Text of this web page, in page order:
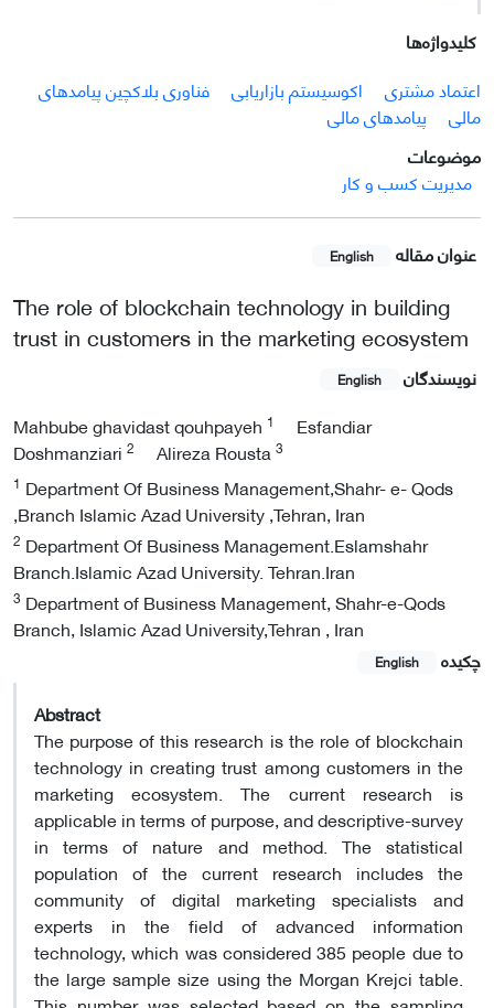
کلیدواژه‌ها
اعتماد مشتری
اکوسیستم بازاریابی
فناوری بلاکچین پیامدهای
مالی
پیامدهای مالی
موضوعات
مدیریت کسب و کار
عنوان مقاله English
The role of blockchain technology in building
trust in customers in the marketing ecosystem
نویسندگان English
Mahbube ghavidast qouhpayeh 1
Esfandiar
Doshmanziari 2 Alireza Rousta3
1 Department Of Business Management,Shahr- e- Qods
,Branch Islamic Azad University ,Tehran, Iran
2 Department Of Business Management.Eslamshahr
Branch.Islamic Azad University. Tehran.Iran
3 Department of Business Management, Shahr-e-Qods
Branch, Islamic Azad University,Tehran , Iran
چکیده
English
Abstract
The purpose of this research is the role of blockchain
technology in creating trust among customers in the
marketing ecosystem. The current research is
applicable in terms of purpose, and descriptive-survey
in terms of nature and method. The statistical
population of the current research includes the
community of digital marketing specialists and
experts in the field of advanced information
technology, which was considered 385 people due to
the large sample size using the Morgan Krejci table.